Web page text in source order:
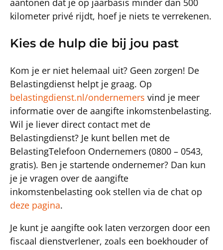
aantonen dat je op jaarbasis minder dan 500
kilometer privé rijdt, hoef je niets te verrekenen.
Kies de hulp die bij jou past
Kom je er niet helemaal uit? Geen zorgen! De
Belastingdienst helpt je graag. Op
belastingdienst.nl/ondernemers vind je meer
informatie over de aangifte inkomstenbelasting.
Wil je liever direct contact met de
Belastingdienst? Je kunt bellen met de
BelastingTelefoon Ondernemers (0800 – 0543,
gratis). Ben je startende ondernemer? Dan kun
je je vragen over de aangifte
inkomstenbelasting ook stellen via de chat op
deze pagina.
Je kunt je aangifte ook laten verzorgen door een
fiscaal dienstverlener, zoals een boekhouder of